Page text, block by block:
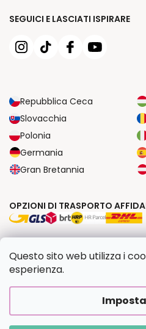
Questo sito web utilizza i
esperienza.
SEGUICI E LASCIATI ISPIRARE
Repubblica Ceca
Slovacchia
Polonia
Germania
Gran Bretannia
OPZIONI DI TRASPORTO
Creato da Shoptet
Copyright 2026Dipingilo.it